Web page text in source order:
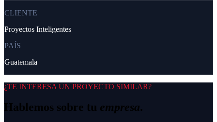
CLIENTE
Proyectos Inteligentes
PAÍS
Guatemala
¿TE INTERESA UN PROYECTO SIMILAR?
Hablemos sobre tu empresa.